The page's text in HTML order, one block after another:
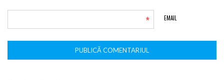
EMAIL
*